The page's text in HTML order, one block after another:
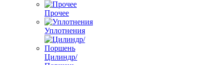
Прочее
Уплотнения
Цилиндр/